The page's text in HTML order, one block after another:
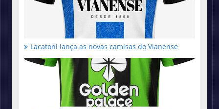
Lacatoni lança as novas camisas do Vianense